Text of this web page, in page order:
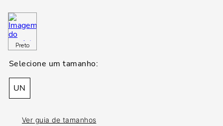
Preto
UN
Ver guia de tamanhos